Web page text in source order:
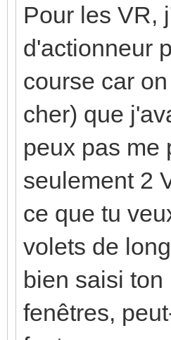
Pour les VR,
d'actionneur
course car
cher) que
peux pas me
seulement 2
ce que tu
volets de
bien saisi
fenêtres,